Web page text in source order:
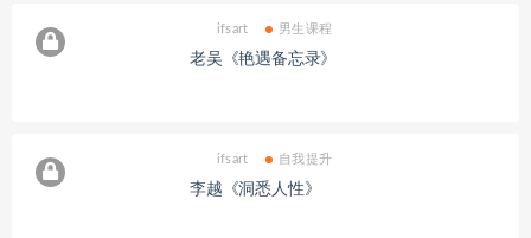
ifsart 男生课程
老吴《艳遇备忘录》
ifsart 自我提升
李越《洞悉人性》